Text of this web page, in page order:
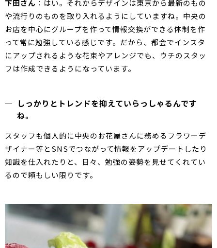
下田さん ：はい。それからデザインは東京から最新のもの
や流行りのものを取り入れるようにしていますね。中央の
お店を中心にグループを作って情報交換ができる体制を作
って常に勉強している感じです。だから、都会でインスタ
にアップされるような花束やアレンジでも、ウチのスタッ
フは作成できるようになっています。
しっかりとトレンドを抑えていらっしゃるんです
ね。
スタッフも個人的に中央のお花屋さんに務めるフラワーデ
ザイナー等とSNSでつながって情報をアップデートしたり
知識を仕入れたりと、日々、勉強の姿勢を見せてくれてい
るので頼もしい限りです。